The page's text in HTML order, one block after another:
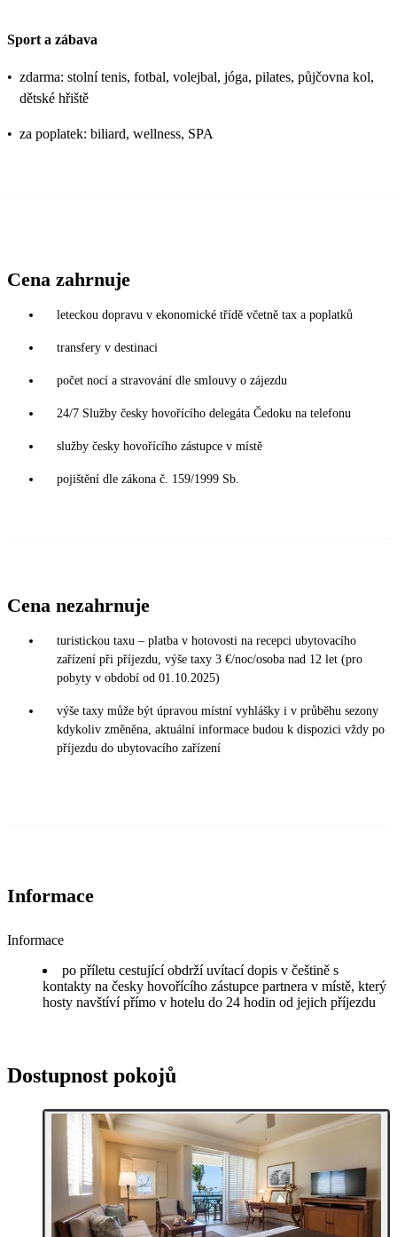
Sport a zábava
• zdarma: stolní tenis, fotbal, volejbal, jóga, pilates, půjčovna kol,
dětské hřiště
• za poplatek: biliard, wellness, SPA
Cena zahrnuje
leteckou dopravu v ekonomické třídě včetně tax a poplatků
transfery v destinaci
počet nocí a stravování dle smlouvy o zájezdu
24/7 Služby česky hovořícího delegáta Čedoku na telefonu
služby česky hovořícího zástupce v místě
pojištění dle zákona č. 159/1999 Sb.
Cena nezahrnuje
turistickou taxu – platba v hotovosti na recepci ubytovacího
zařízení při příjezdu, výše taxy 3 €/noc/osoba nad 12 let (pro
pobyty v období od 01.10.2025)
výše taxy může být úpravou místní vyhlášky i v průběhu sezony
kdykoliv změněna, aktuální informace budou k dispozici vždy po
příjezdu do ubytovacího zařízení
Informace
Informace
po příletu cestující obdrží uvítací dopis v češtině s
kontakty na česky hovořícího zástupce partnera v místě, který
hosty navštíví přímo v hotelu do 24 hodin od jejich příjezdu
Dostupnost pokojů